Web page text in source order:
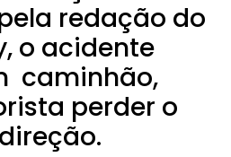
redação do
o acidente
caminhão,
perder o